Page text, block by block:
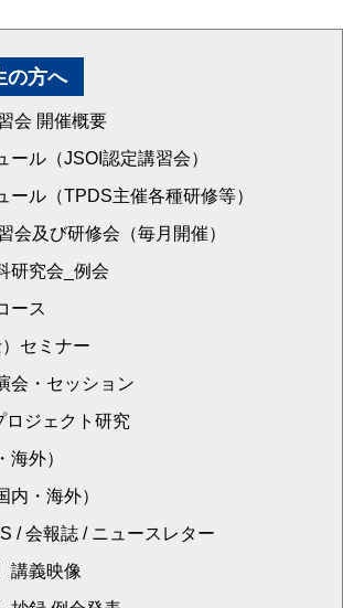
の方へ
会 開催概要
ール（JSOI認定講習会）
ール（TPDS主催各種研修等）
会及び研修会（毎月開催）
研究会_例会
ース
セミナー
会・セッション
ロジェクト研究
海外）
内・海外）
/ 会報誌 / ニュースレター
講義映像